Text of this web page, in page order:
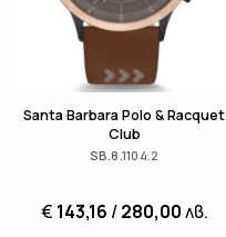
Santa Barbara Polo & Racquet
Club
SB.8.1104.2
€ 143,16 /280,00лв.